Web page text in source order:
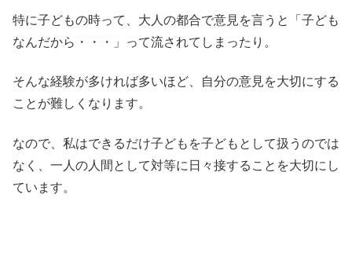
特に子どもの時って、大人の都合で意見を言うと「子ども
なんだから・・・」って流されてしまったり。
そんな経験が多ければ多いほど、自分の意見を大切にする
ことが難しくなります。
なので、私はできるだけ子どもを子どもとして扱うのでは
なく、一人の人間として対等に日々接することを大切にし
ています。